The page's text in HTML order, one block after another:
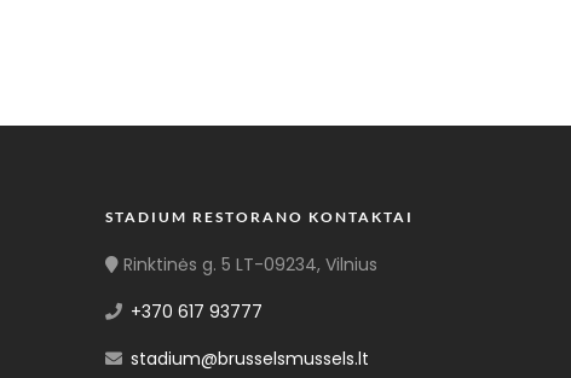
STADIUM RESTORANO KONTAKTAI
Rinktinės g. 5 LT-09234, Vilnius
+370 617 93777
stadium@brusselsmussels.lt